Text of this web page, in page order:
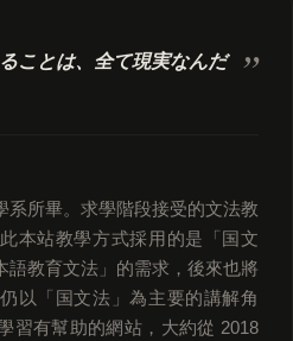
ことは、 全て現実なんだ
系所畢。求學階段接受的文法教
本站教學方式採用的是「国文
語教育文法」的需求，後來也將
以「国文法」為主要的講解角
習有幫助的網站，大約從 2018